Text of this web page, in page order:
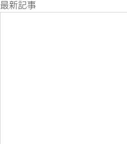
最新記事